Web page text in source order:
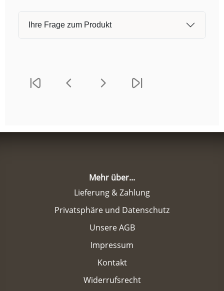
Ihre Frage zum Produkt
Mehr über...
Lieferung & Zahlung
Privatsphäre und Datenschutz
Unsere AGB
Impressum
Kontakt
Widerrufsrecht